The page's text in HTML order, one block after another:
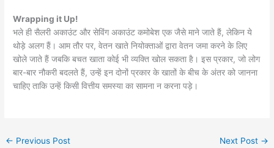
Wrapping it Up!
भले ही सैलरी अकाउंट और सेविंग अकाउंट कमोबेश एक जैसे माने जाते हैं, लेकिन ये
थोड़े अलग हैं। आम तौर पर, वेतन खाते नियोक्ताओं द्वारा वेतन जमा करने के लिए
खोले जाते हैं जबकि बचत खाता कोई भी व्यक्ति खोल सकता है। इस प्रकार, जो लोग
बार-बार नौकरी बदलते हैं, उन्हें इन दोनों प्रकार के खातों के बीच के अंतर को जानना
चाहिए ताकि उन्हें किसी वित्तीय समस्या का सामना न करना पड़े।
← Previous Post Next Post →